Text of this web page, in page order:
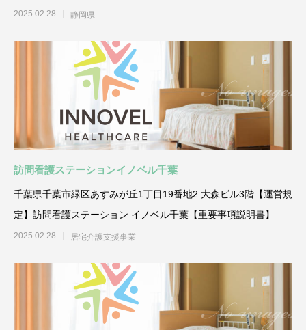
2025.02.28 静岡県
訪問看護ステーションイノベル千葉
千葉県千葉市緑区あすみが丘1丁目19番地2 大森ビル3階【運営規
定】訪問看護ステーション イノベル千葉【重要事項説明書】
2025.02.28 居宅介護支援事業